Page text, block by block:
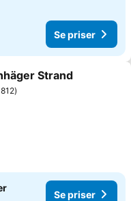
Se priser
i favoritter
Strand
812
Se priser